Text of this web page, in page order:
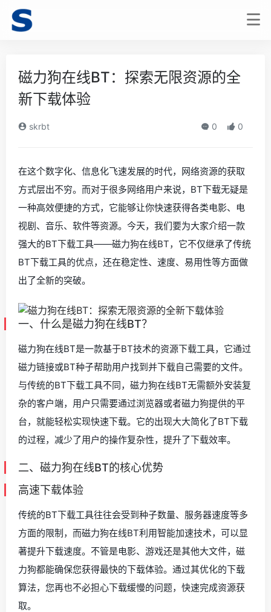
磁力狗在线BT：探索无限资源的全
新下载体验
skrbt 0 0
在这个数字化、信息化飞速发展的时代，网络资源的获取
方式层出不穷。而对于很多网络用户来说，BT下载无疑是
一种高效便捷的方式，它能够让你快速获得各类电影、电
视剧、音乐、软件等资源。今天，我们要为大家介绍一款
强大的BT下载工具——磁力狗在线BT，它不仅继承了传统
BT下载工具的优点，还在稳定性、速度、易用性等方面做
出了全新的突破。
一、什么是磁力狗在线BT？
磁力狗在线BT是一款基于BT技术的资源下载工具，它通过
磁力链接或BT种子帮助用户找到并下载自己需要的文件。
与传统的BT下载工具不同，磁力狗在线BT无需额外安装复
杂的客户端，用户只需要通过浏览器或者磁力狗提供的平
台，就能轻松实现快速下载。它的出现大大简化了BT下载
的过程，减少了用户的操作复杂性，提升了下载效率。
二、磁力狗在线BT的核心优势
高速下载体验
传统的BT下载工具往往会受到种子数量、服务器速度等多
方面的限制，而磁力狗在线BT利用智能加速技术，可以显
著提升下载速度。不管是电影、游戏还是其他大文件，磁
力狗都能确保您获得最快的下载体验。通过其优化的下载
算法，您再也不必担心下载缓慢的问题，快速完成资源获
取。